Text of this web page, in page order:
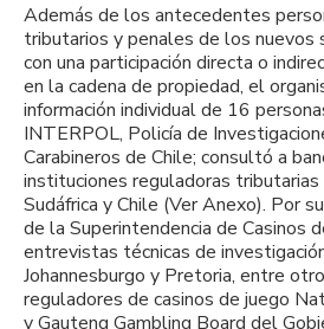
Además de los antecedentes
tributarios y penales de los nuevos
con una participación directa o
en la cadena de propiedad, el
información individual de 16
INTERPOL, Policía de
Carabineros de Chile; consultó a
instituciones reguladoras tributarias
Sudáfrica y Chile (Ver Anexo). Por
de la Superintendencia de Casinos
entrevistas técnicas de
Johannesburgo y Pretoria, entre
reguladores de casinos de juego
y Gauteng Gambling Board del